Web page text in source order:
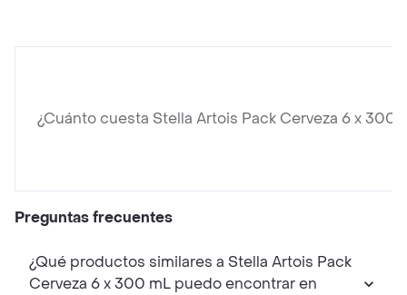
¿Cuánto cuesta Stella Artois Pack Cerveza 6 x 300
Preguntas frecuentes
¿Qué productos similares a Stella Artois Pack
Cerveza 6 x 300 mL puedo encontrar en